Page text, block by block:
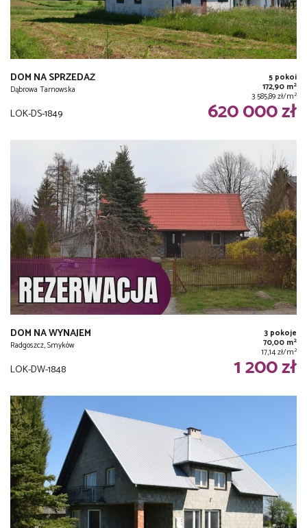
DOM NA SPRZEDAŻ
Dąbrowa Tarnowska
5 pokoi
172,90 m2
3 585,89 zł/m2
LOK-DS-1849 620 000 zł
DOM NA WYNAJEM
Radgoszcz, Smyków
3 pokoje
70,00 m2
17,14 zł/m2
LOK-DW-1848 1 200 zł